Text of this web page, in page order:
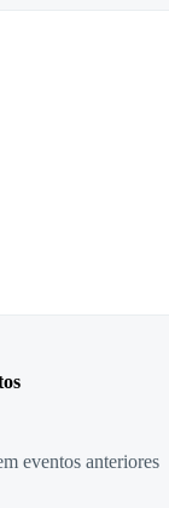
eventos anteriores